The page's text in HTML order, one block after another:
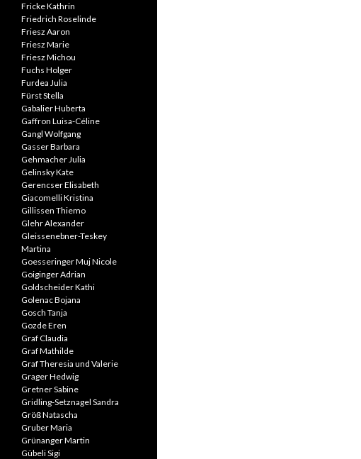
Fricke Kathrin
Friedrich Roselinde
Friesz Aaron
Friesz Marie
Friesz Michou
Fuchs Holger
Furdea Julia
Fürst Stella
Gabalier Huberta
Gaffron Luisa-Céline
Gangl Wolfgang
Gasser Barbara
Gehmacher Julia
Gelinsky Kate
Gerencser Elisabeth
Giacomelli Kristina
Gillissen Thiemo
Glehr Alexander
Gleissenebner-Teskey
Martina
Goesseringer Muj Nicole
Goiginger Adrian
Goldscheider Kathi
Golenac Bojana
Gosch Tanja
Gozde Eren
Graf Claudia
Graf Mathilde
Graf Theresia und Valerie
Grager Hedwig
Gretner Sabine
Gridling-Setznagel Sandra
Größ Natascha
Gruber Maria
Grünanger Martin
Gübeli Sigi